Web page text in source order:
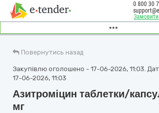
Замовити
0 800 30
Повернутись назад
Закупівлю оголошено - 17-06-2026, 11:03.
17-06-2026, 11:03
Азитроміцин таблетки/
мг